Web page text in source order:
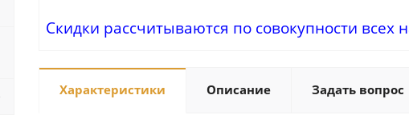
Скидки рассчитываются по совокупности всех
Характеристики Описание Задать вопрос